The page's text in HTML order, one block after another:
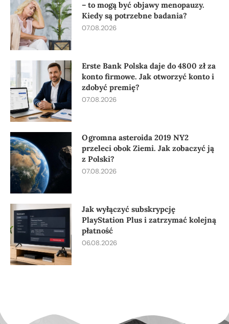
– to mogą być objawy menopauzy.
Kiedy są potrzebne badania?
07.08.2026
Erste Bank Polska daje do 4800 zł za
konto firmowe. Jak otworzyć konto i
zdobyć premię?
07.08.2026
Ogromna asteroida 2019 NY2
przeleci obok Ziemi. Jak zobaczyć ją
z Polski?
07.08.2026
Jak wyłączyć subskrypcję
PlayStation Plus i zatrzymać kolejną
płatność
06.08.2026